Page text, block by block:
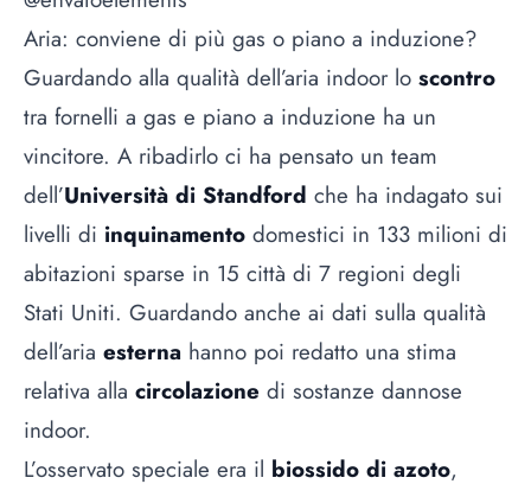
Aria: conviene di più gas o piano a induzione?
Guardando alla qualità dell’aria indoor lo scontro
tra fornelli a gas e piano a induzione ha un
vincitore. A ribadirlo ci ha pensato un team
dell’Università di Standford che ha indagato sui
livelli di inquinamento domestici in 133 milioni di
abitazioni sparse in 15 città di 7 regioni degli
Stati Uniti. Guardando anche ai dati sulla qualità
dell’aria esterna hanno poi redatto una stima
relativa alla circolazione di sostanze dannose
indoor.
L’osservato speciale era il biossido di azoto,